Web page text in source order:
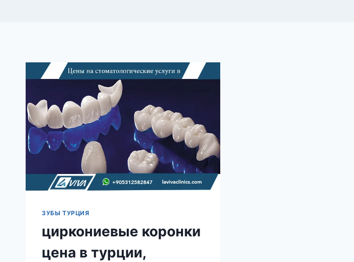
ЗУБЫ ТУРЦИЯ
циркониевые коронки
цена в турции,